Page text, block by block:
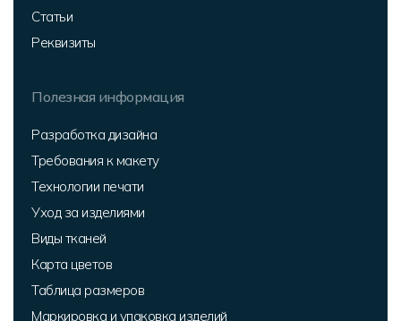
Статьи
Реквизиты
Полезная информация
Разработка дизайна
Требования к макету
Технологии печати
Уход за изделиями
Виды тканей
Карта цветов
Таблица размеров
Маркировка и упаковка изделий